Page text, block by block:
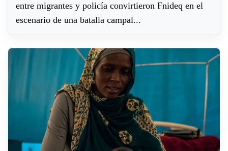
entre migrantes y policía convirtieron Fnideq en el
escenario de una batalla campal...